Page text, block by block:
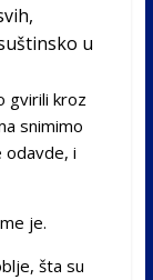
u
gvirili kroz
snimimo
odavde, i
je.
šta su